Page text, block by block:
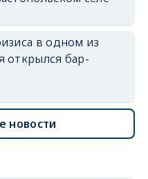
в одном из
открылся бар-
новости